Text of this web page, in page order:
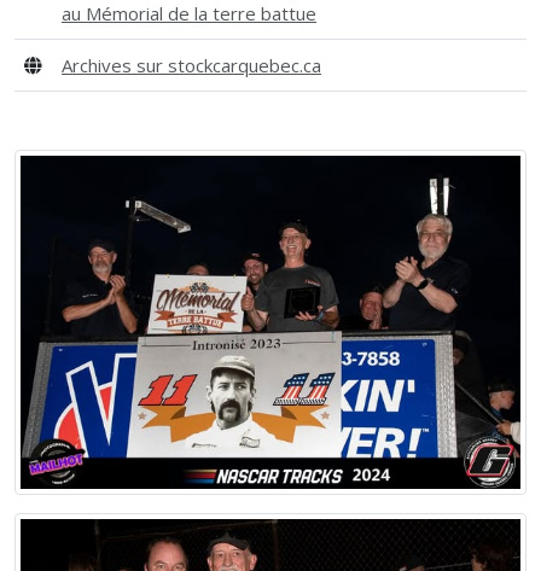
au Mémorial de la terre battue
Archives sur stockcarquebec.ca